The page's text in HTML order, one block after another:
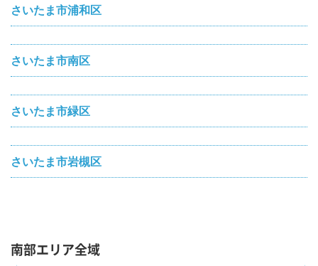
さいたま市浦和区
さいたま市南区
さいたま市緑区
さいたま市岩槻区
南部エリア全域